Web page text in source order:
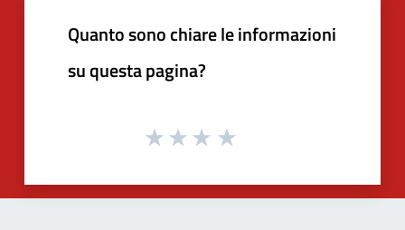
Quanto sono chiare le informazioni
su questa pagina?